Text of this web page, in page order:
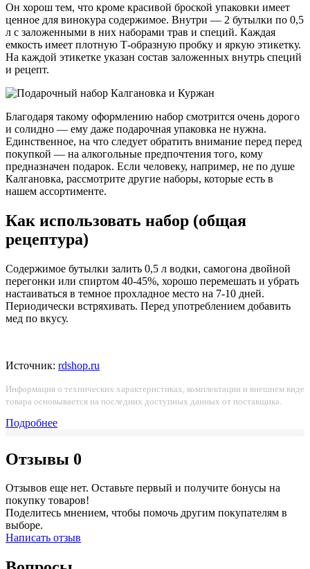
Он хорош тем, что кроме красивой броской упаковки имеет
ценное для винокура содержимое. Внутри — 2 бутылки по 0,5
л с заложенными в них наборами трав и специй. Каждая
емкость имеет плотную Т-образную пробку и яркую этикетку.
На каждой этикетке указан состав заложенных внутрь специй
и рецепт.
Благодаря такому оформлению набор смотрится очень дорого
и солидно — ему даже подарочная упаковка не нужна.
Единственное, на что следует обратить внимание перед перед
покупкой — на алкогольные предпочтения того, кому
предназначен подарок. Если человеку, например, не по душе
Калгановка, рассмотрите другие наборы, которые есть в
нашем ассортименте.
Как использовать набор (общая
рецептура)
Содержимое бутылки залить 0,5 л водки, самогона двойной
перегонки или спиртом 40-45%, хорошо перемешать и убрать
настаиваться в темное прохладное место на 7-10 дней.
Периодически встряхивать. Перед употреблением добавить
мед по вкусу.
Источник: rdshop.ru
Информация о технических характеристиках, комплектации и внешнем виде
товара основывается на последних доступных данных от поставщика.
Подробнее
Отзывы 0
Отзывов еще нет. Оставьте первый и получите бонусы на
покупку товаров!
Поделитесь мнением, чтобы помочь другим покупателям в
выборе.
Написать отзыв